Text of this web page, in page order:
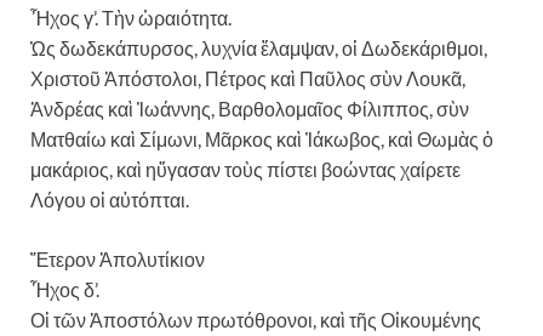
Ἦχος γ’. Τὴν ὡραιότητα.
Ὡς δωδεκάπυρσος, λυχνία ἔλαμψαν, οἱ Δωδεκάριθμοι,
Χριστοῦ Ἀπόστολοι, Πέτρος καὶ Παῦλος σὺν Λουκᾶ,
Ἀνδρέας καὶ Ἰωάννης, Βαρθολομαῖος Φίλιππος, σὺν
Ματθαίω καὶ Σίμωνι, Μᾶρκος καὶ Ἰάκωβος, καὶ Θωμὰς ὁ
μακάριος, καὶ ηὔγασαν τοὺς πίστει βοώντας χαίρετε
Λόγου οἱ αὐτόπται.
Ἕτερον Ἀπολυτίκιον
Ἦχος δ’.
Οἱ τῶν Ἀποστόλων πρωτόθρονοι, καὶ τῆς Οἰκουμένης